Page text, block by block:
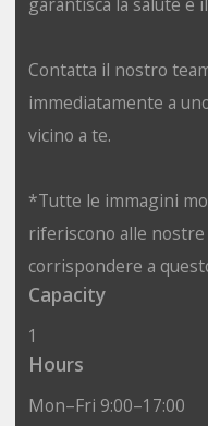
Contatta il nostro
immediatamente a
vicino a te.
*Tutte le immagini
riferiscono alle
corrispondere a
Capacity
1
Hours
Mon–Fri 9:00–17:00